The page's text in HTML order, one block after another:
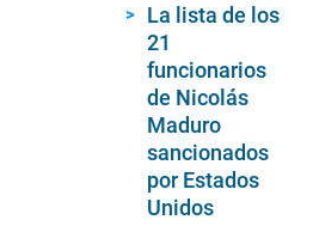
La lista de los
21
funcionarios
de Nicolás
Maduro
sancionados
por Estados
Unidos